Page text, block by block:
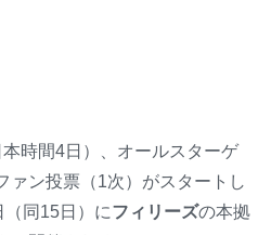
時間4日）、オールスターゲ
ァン投票（1次）がスタートし
同15日）にフィリーズの本拠